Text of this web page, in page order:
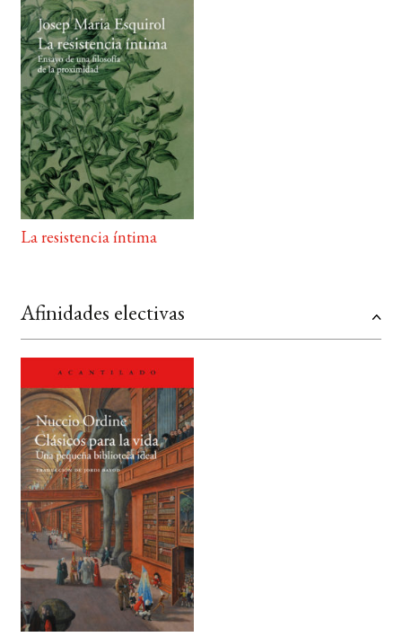
La resistencia íntima
Afinidades electivas